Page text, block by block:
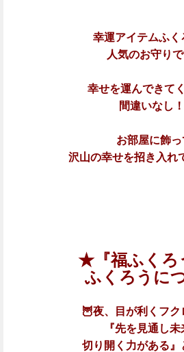
幸運アイテムふく
人気のお守り
幸せを運んできて
間違いなし！
お部屋に飾っ
沢山の幸せを招き入れ
★『福ふく
ふくろうに
🦉夜、目が利くフク
『先を見通し未
切り開く力がある』